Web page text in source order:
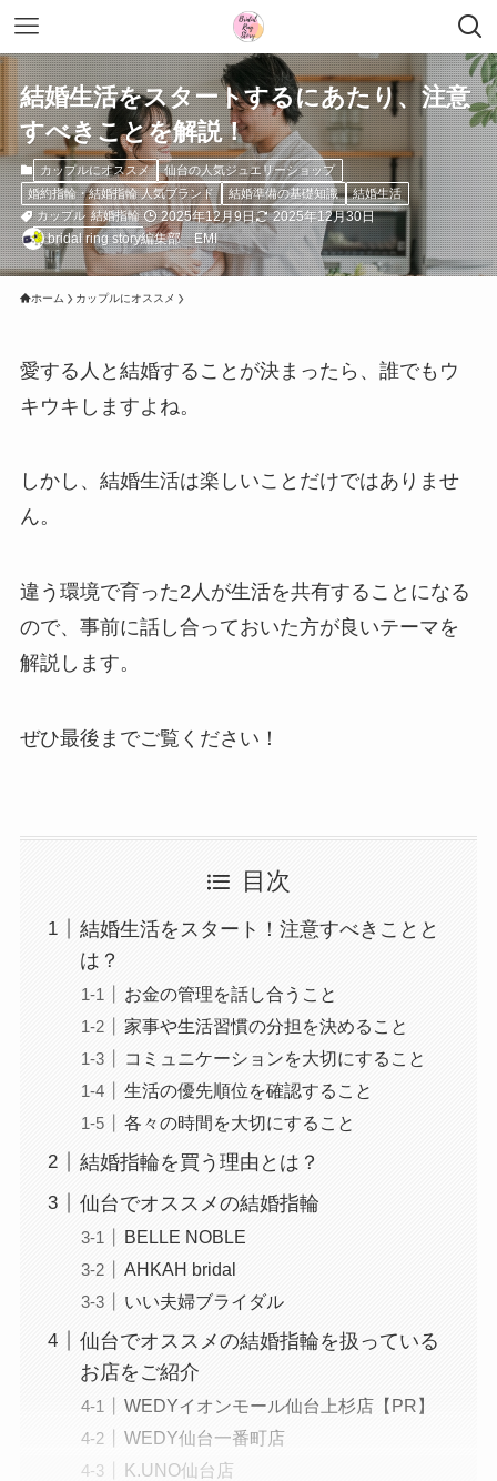
結婚生活をスタートするにあたり、注意
すべきことを解説！
カップルにオススメ
仙台の人気ジュエリーショップ
婚約指輪・結婚指輪 人気ブランド
結婚準備の基礎知識
結婚生活
カップル 結婚指輪 2025年12月9日
2025年12月30日
bridal ring story編集部 EMI
ホーム カップルにオススメ
愛する人と結婚することが決まったら、誰でもウ
キウキしますよね。
しかし、結婚生活は楽しいことだけではありませ
ん。
違う環境で育った2人が生活を共有することになる
ので、事前に話し合っておいた方が良いテーマを
解説します。
ぜひ最後までご覧ください！
目次
結婚生活をスタート！注意すべきことと
は？
お金の管理を話し合うこと
家事や生活習慣の分担を決めること
コミュニケーションを大切にすること
生活の優先順位を確認すること
各々の時間を大切にすること
結婚指輪を買う理由とは？
仙台でオススメの結婚指輪
BELLE NOBLE
AHKAH bridal
いい夫婦ブライダル
仙台でオススメの結婚指輪を扱っている
お店をご紹介
WEDYイオンモール仙台上杉店【PR】
WEDY仙台一番町店
K.UNO仙台店